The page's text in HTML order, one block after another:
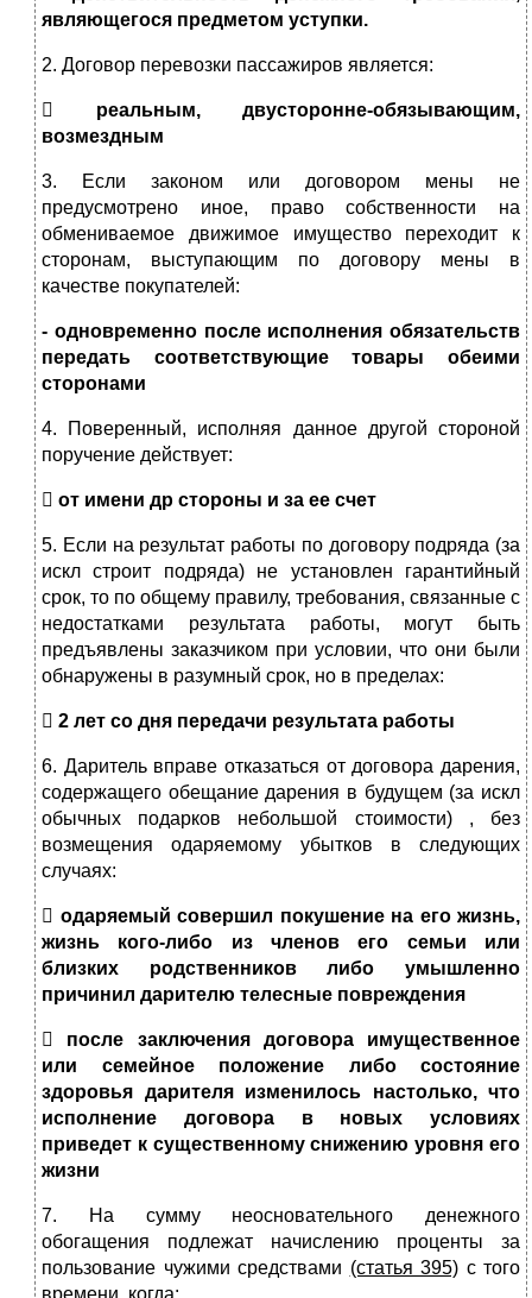
являющегося предметом уступки.
2. Договор перевозки пассажиров является:
 реальным, двусторонне-обязывающим,
возмездным
3. Если законом или договором мены не
предусмотрено иное, право собственности на
обмениваемое движимое имущество переходит к
сторонам, выступающим по договору мены в
качестве покупателей:
- одновременно после исполнения обязательств
передать соответствующие товары обеими
сторонами
4. Поверенный, исполняя данное другой стороной
поручение действует:
 от имени др стороны и за ее счет
5. Если на результат работы по договору подряда (за
искл строит подряда) не установлен гарантийный
срок, то по общему правилу, требования, связанные с
недостатками результата работы, могут быть
предъявлены заказчиком при условии, что они были
обнаружены в разумный срок, но в пределах:
 2 лет со дня передачи результата работы
6. Даритель вправе отказаться от договора дарения,
содержащего обещание дарения в будущем (за искл
обычных подарков небольшой стоимости) , без
возмещения одаряемому убытков в следующих
случаях:
 одаряемый совершил покушение на его жизнь,
жизнь кого-либо из членов его семьи или
близких родственников либо умышленно
причинил дарителю телесные повреждения
 после заключения договора имущественное
или семейное положение либо состояние
здоровья дарителя изменилось настолько, что
исполнение договора в новых условиях
приведет к существенному снижению уровня его
жизни
7. На сумму неосновательного денежного
обогащения подлежат начислению проценты за
пользование чужими средствами (статья 395) с того